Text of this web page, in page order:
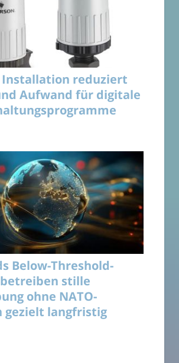
Installation reduziert
Aufwand für digitale
Below-Threshold-
stille
ohne NATO-
gezielt langfristig